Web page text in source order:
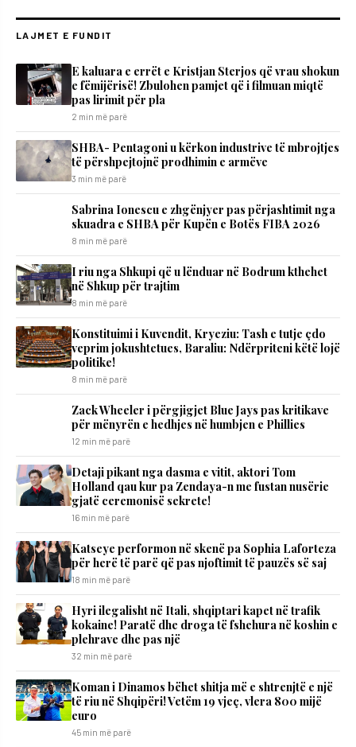
LAJMET E FUNDIT
E kaluara e errët e Kristjan Sterjos që vrau shokun
e fëmijërisë! Zbulohen pamjet që i filmuan miqtë
pas lirimit për pla
2 min më parë
SHBA- Pentagoni u kërkon industrive të mbrojtjes
të përshpejtojnë prodhimin e armëve
3 min më parë
Sabrina Ionescu e zhgënjyer pas përjashtimit nga
skuadra e SHBA për Kupën e Botës FIBA 2026
8 min më parë
I riu nga Shkupi që u lënduar në Bodrum kthehet
në Shkup për trajtim
8 min më parë
​Konstituimi i Kuvendit, Kryeziu: Tash e tutje çdo
veprim jokushtetues, Baraliu: Ndërpriteni këtë lojë
politike!
8 min më parë
Zack Wheeler i përgjigjet Blue Jays pas kritikave
për mënyrën e hedhjes në humbjen e Phillies
12 min më parë
Detaji pikant nga dasma e vitit, aktori Tom
Holland qau kur pa Zendaya-n me fustan nusërie
gjatë ceremonisë sekrete!
16 min më parë
Katseye performon në skenë pa Sophia Laforteza
për herë të parë që pas njoftimit të pauzës së saj
18 min më parë
Hyri ilegalisht në Itali, shqiptari kapet në trafik
kokaine! Paratë dhe droga të fshehura në koshin e
plehrave dhe pas një
32 min më parë
Koman i Dinamos bëhet shitja më e shtrenjtë e një
të riu në Shqipëri! Vetëm 19 vjeç, vlera 800 mijë
euro
45 min më parë